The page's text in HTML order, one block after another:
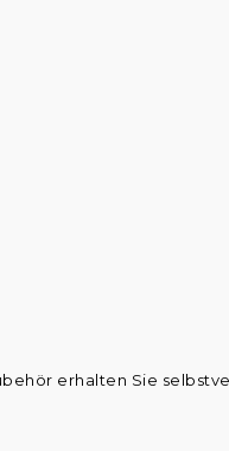
erhalten Sie